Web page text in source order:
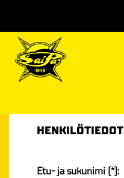
HENKILÖTIEDOT
Etu- ja sukunimi (*):